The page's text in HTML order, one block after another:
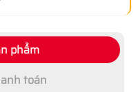
phẩm
toán